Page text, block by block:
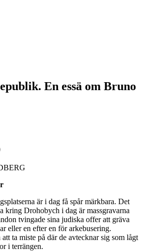
En essä om Bruno
är i dag få spår märkbara. Det
kring Drohobych i dag är massgravarna
tvingade sina judiska offer att gräva
eller en efter en för arkebusering.
ta miste på där de avtecknar sig som lågt
i terrängen.